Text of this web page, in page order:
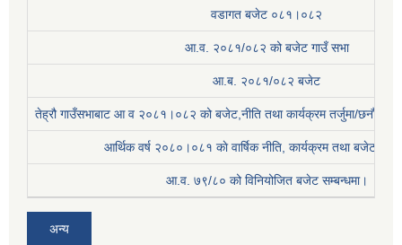
वडागत बजेट ०८१।०८२
आ.व. २०८१/०८२ को बजेट गाउँ सभा
आ.ब. २०८१/०८२ बजेट
तेह्रौ गाउँसभाबाट आ व २०८१।०८२ को बजेट,नीति तथा कार्यक्रम तर्जुमा/छनौट
आर्थिक वर्ष २०८०।०८१ काे वार्षिक नीति, कार्यक्रम तथा बजेट
आ.व. ७९/८० को विनियोजित बजेट सम्बन्धमा।
अन्य